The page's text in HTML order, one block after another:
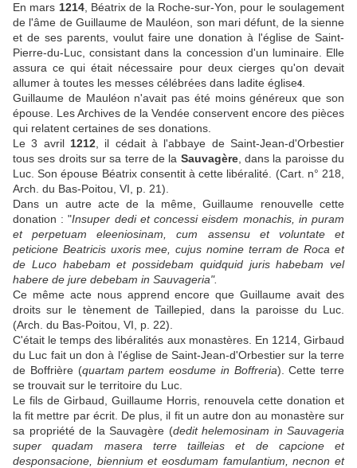
En mars 1214, Béatrix de la Roche-sur-Yon, pour le soulagement
de l'âme de Guillaume de Mauléon, son mari défunt, de la sienne
et de ses parents, voulut faire une donation à l'église de Saint-
Pierre-du-Luc, consistant dans la concession d'un luminaire. Elle
assura ce qui était nécessaire pour deux cierges qu'on devait
allumer à toutes les messes célébrées dans ladite église4
Guillaume de Mauléon n'avait pas été moins généreux que son
épouse. Les Archives de la Vendée conservent encore des pièces
qui relatent certaines de ses donations.
Le 3 avril 1212 , il cédait à l'abbaye de Saint-Jean-d'Orbestier
tous ses droits sur sa terre de la Sauvagère, dans la paroisse du
Luc. Son épouse Béatrix consentit à cette libéralité. (Cart. n° 218,
Arch. du Bas-Poitou, VI, p. 21).
Dans un autre acte de la même, Guillaume renouvelle cette
donation : "Insuper dedi et concessi eisdem monachis, in puram
et perpetuam eleeniosinam, cum assensu et voluntate et
peticione Beatricis uxoris mee, cujus nomine terram de Roca et
de Luco habebam et possidebam quidquid juris habebam vel
habere de jure debebam in Sauvageria".
Ce même acte nous apprend encore que Guillaume avait des
droits sur le tènement de Taillepied, dans la paroisse du Luc.
(Arch. du Bas-Poitou, VI, p. 22).
C'était le temps des libéralités aux monastères. En 1214, Girbaud
du Luc fait un don à l'église de Saint-Jean-d'Orbestier sur la terre
de Boffrière (quartam partem eosdume in Boffreria). Cette terre
se trouvait sur le territoire du Luc.
Le fils de Girbaud, Guillaume Horris, renouvela cette donation et
la fit mettre par écrit. De plus, il fit un autre don au monastère sur
sa propriété de la Sauvagère (dedit helemosinam in Sauvageria
super quadam masera terre tailleias et de capcione et
desponsacione, biennium et eosdumam famulantium, necnon et